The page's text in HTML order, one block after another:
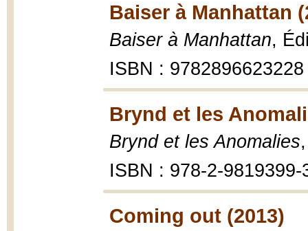
Baiser à Manhattan
Baiser à Manhattan,
ISBN : 9782896623228
Brynd et les
Brynd et les Anomalies
ISBN : 978-2-9819399-
Coming out (2013)